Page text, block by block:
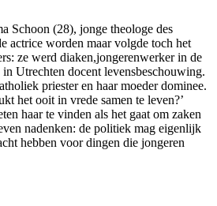
Schoon (28), jonge theologe des
actrice worden maar volgde toch het
ze werd diaken,jongerenwerker in de
Utrechten docent levensbeschouwing.
priester en haar moeder dominee.
het ooit in vrede samen te leven?’
haar te vinden als het gaat om zaken
nadenken: de politiek mag eigenlijk
hebben voor dingen die jongeren